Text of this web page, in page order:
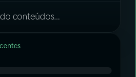
conteúdos...